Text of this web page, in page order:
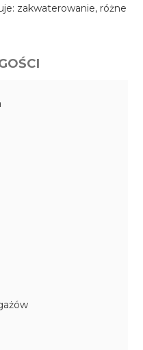
zakwaterowanie, różne